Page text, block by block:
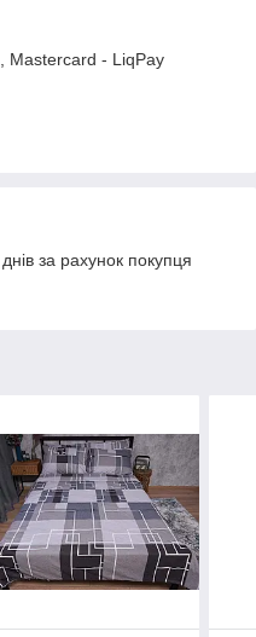
Mastercard - LiqPay
за рахунок покупця